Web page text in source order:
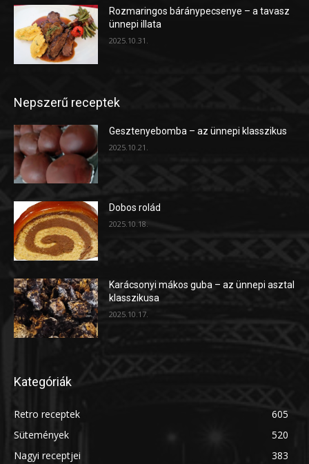
Rozmaringos báránypecsenye – a tavasz
ünnepi illata
2025.10.31.
Nepszerű receptek
Gesztenyebomba – az ünnepi klasszikus
2025.10.21.
Dobos rolád
2025.10.18.
Karácsonyi mákos guba – az ünnepi asztal
klasszikusa
2025.10.17.
Kategóriák
Retro receptek
605
Sütemények
520
Nagyi receptjei
383